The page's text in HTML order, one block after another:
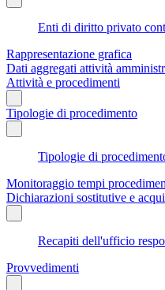
Enti di diritto privato
Rappresentazione grafica
Dati aggregati attività
Attività e procedimenti
Tipologie di procedimento
Tipologie di
Monitoraggio tempi
Dichiarazioni sostitutive e
Recapiti dell'ufficio
Provvedimenti